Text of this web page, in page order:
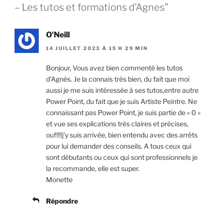
– Les tutos et formations d’Agnes”
O'Neill
14 JUILLET 2023 À 15 H 29 MIN
Bonjour, Vous avez bien commenté les tutos
d’Agnès. Je la connais très bien, du fait que moi
aussi je me suis intéressée à ses tutos,entre autre
Power Point, du fait que je suis Artiste Peintre. Ne
connaissant pas Power Point, je suis partie de « 0 »
et vue ses explications très claires et précises,
ouf!!!!j’y suis arrivée, bien entendu avec des arrêts
pour lui demander des conseils. A tous ceux qui
sont débutants ou ceux qui sont professionnels je
la recommande, elle est super.
Monette
Répondre